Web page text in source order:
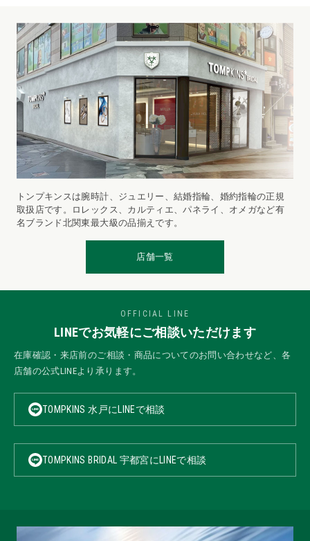
トンプキンスは腕時計、ジュエリー、結婚指輪、婚約指輪の正規
取扱店です。ロレックス、カルティエ、パネライ、オメガなど有
名ブランド北関東最大級の品揃えです。
店舗一覧
OFFICIAL LINE
LINEでお気軽にご相談いただけます
在庫確認・来店前のご相談・商品についてのお問い合わせなど、各
店舗の公式LINEより承ります。
TOMPKINS 水戸にLINEで相談
TOMPKINS BRIDAL 宇都宮にLINEで相談